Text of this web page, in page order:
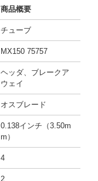
商品概要
チューブ
MX150 75757
ヘッダ、ブレークア
ウェイ
オスブレード
0.138インチ（3.50m
m）
4
2